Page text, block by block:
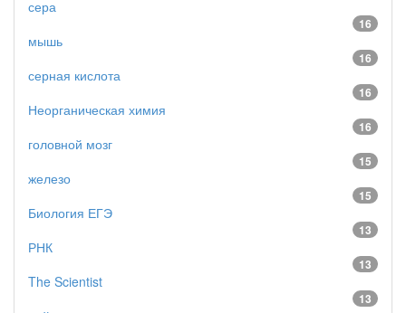
сера
16
мышь
16
серная кислота
16
Неорганическая химия
16
головной мозг
15
железо
15
Биология ЕГЭ
13
РНК
13
The Scientist
13